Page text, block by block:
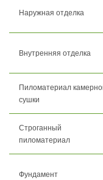
Наружная отделка
Внутренняя отделка
Пиломатериал
сушки
Строганный
пиломатериал
Фундамент